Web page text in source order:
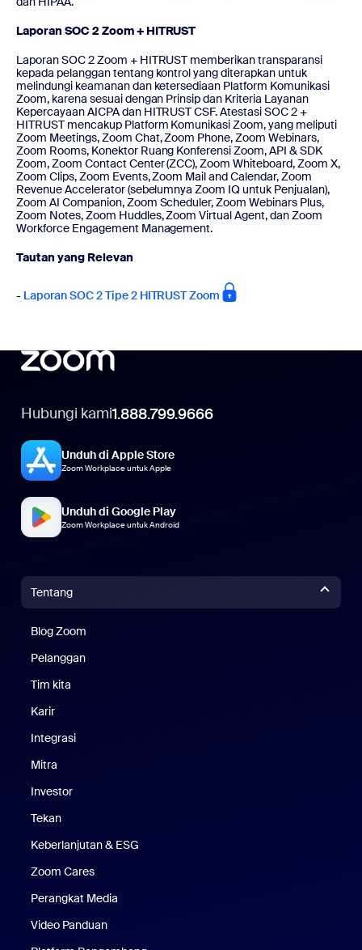
Laporan SOC 2 Zoom + HITRUST
Laporan SOC 2 Zoom + HITRUST memberikan transparansi
kepada pelanggan tentang kontrol yang diterapkan untuk
melindungi keamanan dan ketersediaan Platform Komunikasi
Zoom, karena sesuai dengan Prinsip dan Kriteria Layanan
Kepercayaan AICPA dan HITRUST CSF. Atestasi SOC 2 +
HITRUST mencakup Platform Komunikasi Zoom, yang meliputi
Zoom Meetings, Zoom Chat, Zoom Phone, Zoom Webinars,
Zoom Rooms, Konektor Ruang Konferensi Zoom, API & SDK
Zoom, Zoom Contact Center (ZCC), Zoom Whiteboard, Zoom X,
Zoom Clips, Zoom Events, Zoom Mail and Calendar, Zoom
Revenue Accelerator (sebelumnya Zoom IQ untuk Penjualan),
Zoom AI Companion, Zoom Scheduler, Zoom Webinars Plus,
Zoom Notes, Zoom Huddles, Zoom Virtual Agent, dan Zoom
Workforce Engagement Management.
Tautan yang Relevan
- Laporan SOC 2 Tipe 2 HITRUST Zoom
Hubungi kami1.888.799.9666
Unduh di Apple Store
Zoom Workplace untuk Apple
Unduh di Google Play
Zoom Workplace untuk Android
Tentang
Blog Zoom
Pelanggan
Tim kita
Karir
Integrasi
Mitra
Investor
Tekan
Keberlanjutan & ESG
Zoom Cares
Perangkat Media
Video Panduan